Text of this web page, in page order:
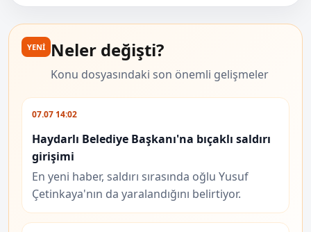
YENİ Neler değişti?
Konu dosyasındaki son önemli gelişmeler
07.07 14:02
Haydarlı Belediye Başkanı'na bıçaklı saldırı
girişimi
En yeni haber, saldırı sırasında oğlu Yusuf
Çetinkaya'nın da yaralandığını belirtiyor.